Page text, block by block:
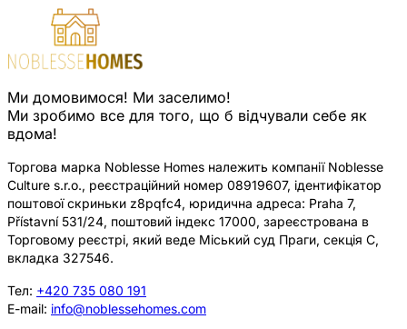
Ми домовимося! Ми заселимо!
Ми зробимо все для того, що б відчували себе як
вдома!
Торгова марка Noblesse Homes належить компанії Noblesse
Culture s.r.o., реєстраційний номер 08919607, ідентифікатор
поштової скриньки z8pqfc4, юридична адреса: Praha 7,
Přístavní 531/24, поштовий індекс 17000, зареєстрована в
Торговому реєстрі, який веде Міський суд Праги, секція C,
вкладка 327546.
Тел: +420 735 080 191
E-mail: info@noblessehomes.com